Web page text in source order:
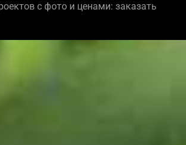
с фото и ценами: заказать